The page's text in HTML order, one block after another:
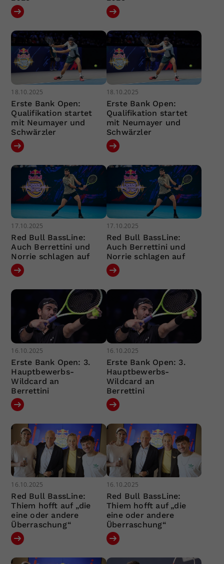
18.10.2025
Erste Bank Open:
Qualifikation startet
mit Neumayer und
Schwärzler
18.10.2025
Erste Bank Open:
Qualifikation startet
mit Neumayer und
Schwärzler
17.10.2025
Red Bull BassLine:
Auch Berrettini und
Norrie schlagen auf
17.10.2025
Red Bull BassLine:
Auch Berrettini und
Norrie schlagen auf
16.10.2025
Erste Bank Open: 3.
Hauptbewerbs-
Wildcard an
Berrettini
16.10.2025
Erste Bank Open: 3.
Hauptbewerbs-
Wildcard an
Berrettini
16.10.2025
Red Bull BassLine:
Thiem hofft auf „die
eine oder andere
Überraschung“
16.10.2025
Red Bull BassLine:
Thiem hofft auf „die
eine oder andere
Überraschung“